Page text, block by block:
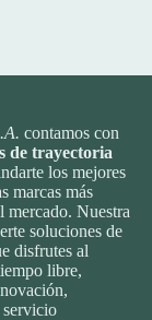
contamos con
de trayectoria
los mejores
marcas más
mercado. Nuestra
soluciones de
disfrutes al
libre,